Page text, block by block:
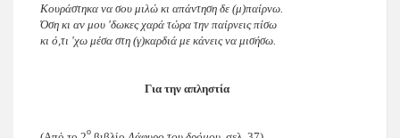
Κουράστηκα να σου μιλώ κι απάντηση δε (μ)παίρνω.
Όση κι αν μου 'δωκες χαρά τώρα την παίρνεις πίσω
κι ό,τι 'χω μέσα στη (γ)καρδιά με κάνεις να μισήσω.
Για την απληστία
ο